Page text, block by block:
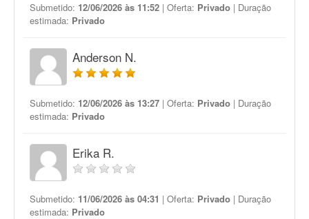
Submetido: 12/06/2026 às 11:52 | Oferta: Privado | Duração
estimada: Privado
Anderson N.
Submetido: 12/06/2026 às 13:27 | Oferta: Privado | Duração
estimada: Privado
Erika R.
Submetido: 11/06/2026 às 04:31 | Oferta: Privado | Duração
estimada: Privado